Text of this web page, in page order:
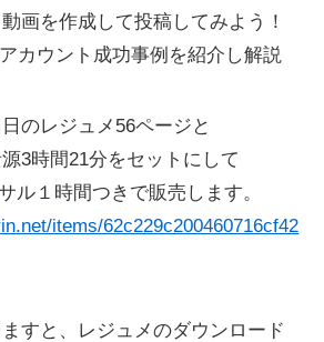
画を作成して投稿してみよう！
カウント成功事例を紹介し解説
のレジュメ56ページと
3時間21分をセットにして
ル１時間つきで販売します。
items/62c229c200460716cf42
すと、レジュメのダウンロード